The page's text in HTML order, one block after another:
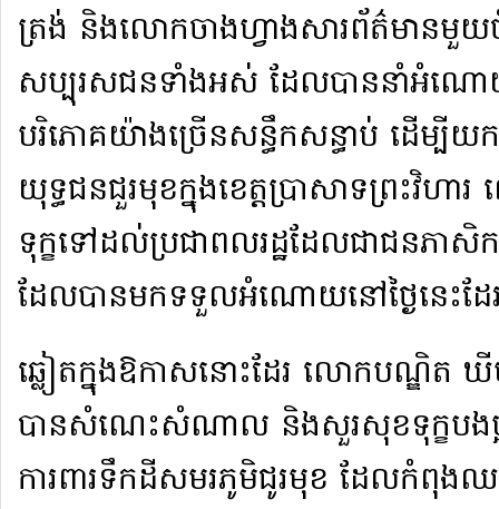
ត្រង់ និង​លោក​ចាងហ្វាង​សារព័ត៌មាន​មួ
សប្បុរសជន​ទាំងអស់ ដែល​បាន​នាំ​អំណ
បរិភោគ​យ៉ាងច្រើន​សន្ធឹកសន្ធាប់ ដើម្បី​យ
យុទ្ធជន​ជួរមុខ​ក្នុង​ខេត្ត​ប្រាសាទ​ព្រះវិហ
ទុក្ខ​ទៅដល់​ប្រជាពលរដ្ឋ​ដែល​ជា​ជន​ភាសិ
ដែល​បាន​មក​ទទួល​អំណោយ​នៅ​ថ្ងៃនេះ​ដែ
ឆ្លៀត​ក្នុង​ឱកាស​នោះដែរ លោក​បណ្ឌិត ឃីម
បាន​សំណេះសំណាល និង​សួរសុខទុក្ខ​បងប្
ការពារ​ទឹកដី​សមរភូមិ​ជូរ​មុខ ដែល​កំពុង​ឈ